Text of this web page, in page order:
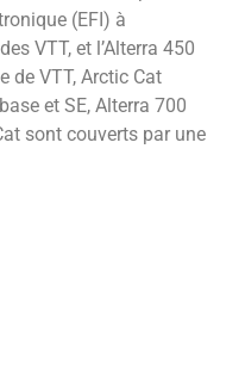
(EFI) à
VTT, et l’Alterra 450
de VTT, Arctic Cat
et SE, Alterra 700
sont couverts par une